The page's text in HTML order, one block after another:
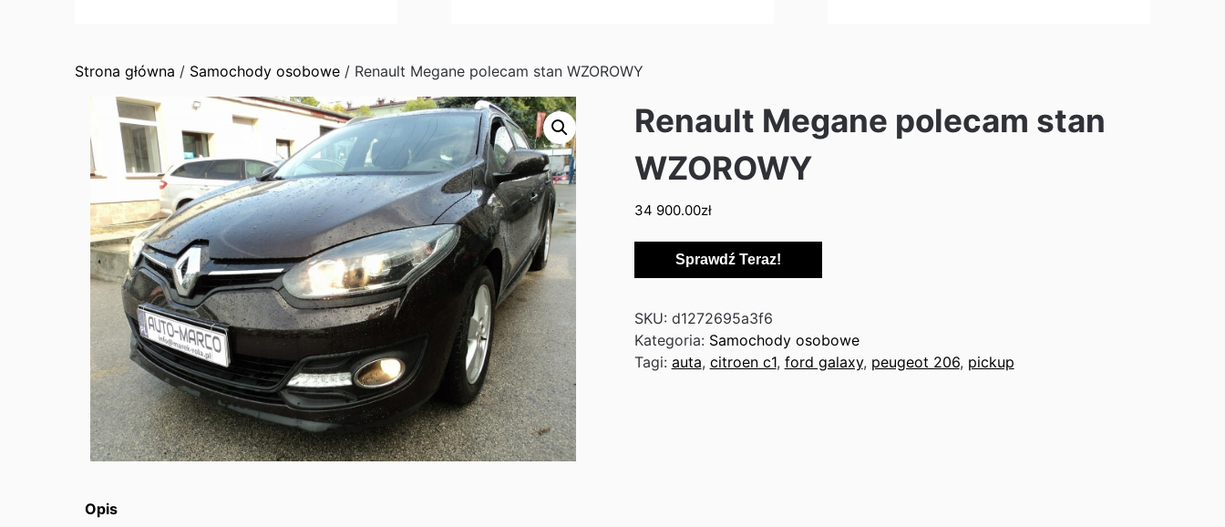
Strona główna / Samochody osobowe / Renault Megane polecam stan WZOROWY
Renault Megane polecam stan
WZOROWY
34 900.00zł
Sprawdź Teraz!
SKU: d1272695a3f6
Kategoria: Samochody osobowe
Tagi: auta, citroen c1, ford galaxy, peugeot 206, pickup
Opis